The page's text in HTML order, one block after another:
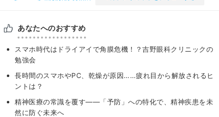
あなたへのおすすめ
スマホ時代はドライアイで角膜危機！？吉野眼科クリニックの
勉強会
長時間のスマホやPC、乾燥が原因……疲れ目から解放されるヒ
ントは？
精神医療の常識を覆す——「予防」への特化で、精神疾患を未
然に防ぐ未来へ